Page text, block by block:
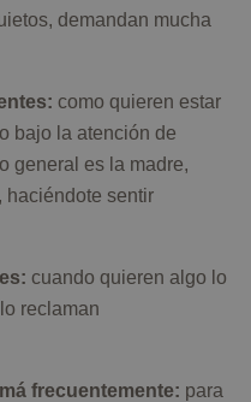
demandan mucha
como quieren estar
bajo la atención de
general es la madre,
haciéndote sentir
cuando quieren algo lo
reclaman
frecuentemente: para